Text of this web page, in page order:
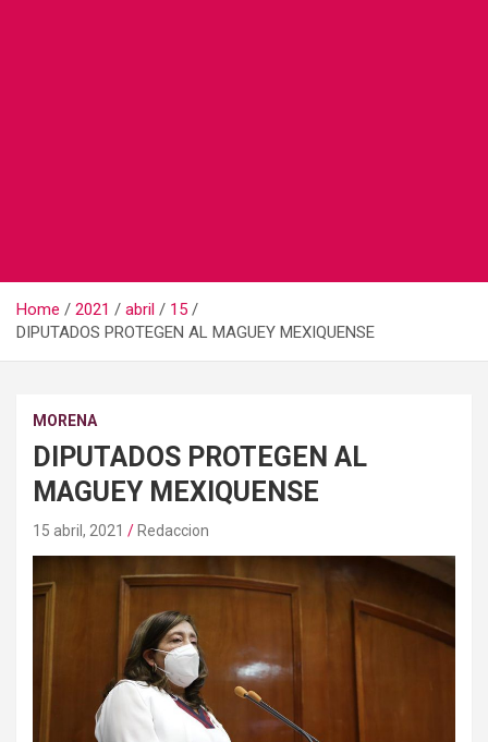
Home 2021 abril
15
DIPUTADOS PROTEGEN AL MAGUEY MEXIQUENSE
MORENA
DIPUTADOS PROTEGEN AL
MAGUEY MEXIQUENSE
15 abril, 2021 Redaccion